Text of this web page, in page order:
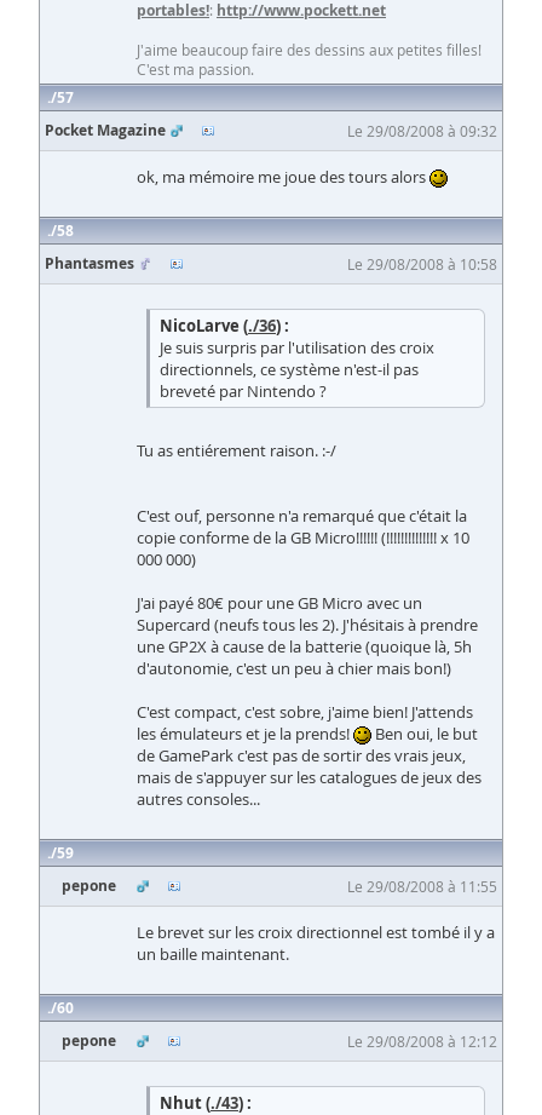
portables!: http://www.pockett.net
J'aime beaucoup faire des dessins aux petites filles!
C'est ma passion.
57
Pocket Magazine
Le 29/08/2008 à 09:32
ok, ma mémoire me joue des tours alors
58
Phantasmes
Le 29/08/2008 à 10:58
NicoLarve (./36) :
Je suis surpris par l'utilisation des croix
directionnels, ce système n'est-il pas
breveté par Nintendo ?
Tu as entiérement raison. :-/
C'est ouf, personne n'a remarqué que c'était la
copie conforme de la GB Micro!!!!!! (!!!!!!!!!!!!!! x 10
000 000)
J'ai payé 80€ pour une GB Micro avec un
Supercard (neufs tous les 2). J'hésitais à prendre
une GP2X à cause de la batterie (quoique là, 5h
d'autonomie, c'est un peu à chier mais bon!)
C'est compact, c'est sobre, j'aime bien! J'attends
les émulateurs et je la prends!
Ben oui, le but
de GamePark c'est pas de sortir des vrais jeux,
mais de s'appuyer sur les catalogues de jeux des
autres consoles...
59
pepone
Le 29/08/2008 à 11:55
Le brevet sur les croix directionnel est tombé il y a
un baille maintenant.
60
pepone
Le 29/08/2008 à 12:12
Nhut (./43) :